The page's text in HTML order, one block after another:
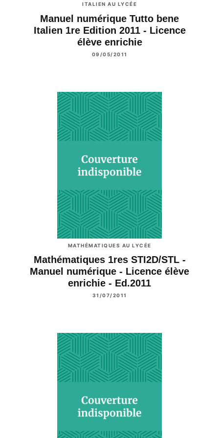
ITALIEN AU LYCÉE
Manuel numérique Tutto bene
Italien 1re Edition 2011 - Licence
élève enrichie
09/05/2011
MATHÉMATIQUES AU LYCÉE
Mathématiques 1res STI2D/STL -
Manuel numérique - Licence élève
enrichie - Ed.2011
31/07/2011